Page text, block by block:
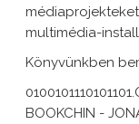
multimédia-
Könyvünkben
BOOKCHIN -